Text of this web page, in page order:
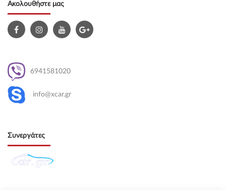
Ακολουθήστε μας
6941581020
info@xcar.gr
Συνεργάτες